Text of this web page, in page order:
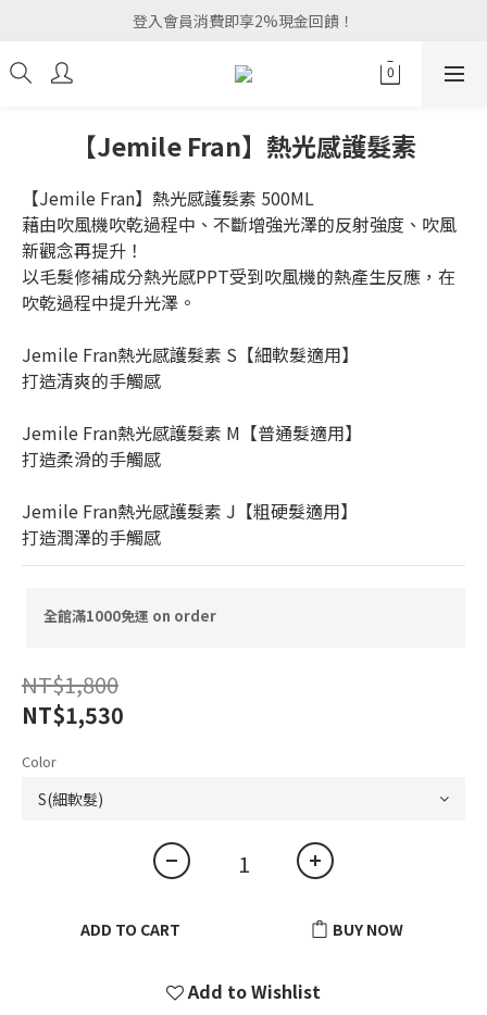
登入會員消費即享2%現金回饋！
【Jemile Fran】熱光感護髮素
【Jemile Fran】熱光感護髮素 500ML
藉由吹風機吹乾過程中、不斷增強光澤的反射強度、吹風
新觀念再提升！
以毛髮修補成分熱光感PPT受到吹風機的熱產生反應，在
吹乾過程中提升光澤。
Jemile Fran熱光感護髮素 S【細軟髮適用】
打造清爽的手觸感
Jemile Fran熱光感護髮素 M【普通髮適用】
打造柔滑的手觸感
Jemile Fran熱光感護髮素 J【粗硬髮適用】
打造潤澤的手觸感
全館滿1000免運 on order
NT$1,800
NT$1,530
Color
ADD TO CART BUY NOW
Add to Wishlist